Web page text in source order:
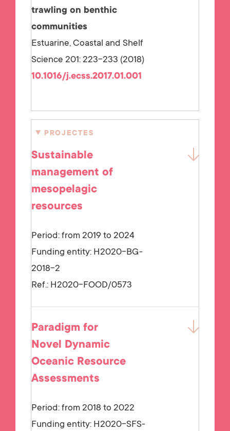
trawling on benthic
communities
Estuarine, Coastal and Shelf
Science 201: 223-233 (2018)
10.1016/j.ecss.2017.01.001
PROJECTES
Sustainable
management of
mesopelagic
resources
Period: from 2019 to 2024
Funding entity: H2020-BG-
2018-2
Ref.: H2020-FOOD/0573
Paradigm for
Novel Dynamic
Oceanic Resource
Assessments
Period: from 2018 to 2022
Funding entity: H2020-SFS-